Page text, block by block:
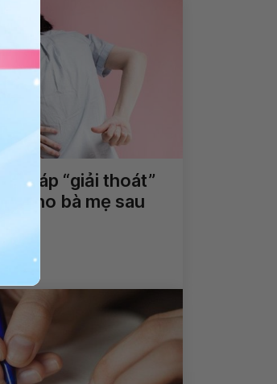
pháp “giải thoát”
cho bà mẹ sau